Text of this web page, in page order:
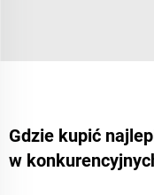
Gdzie kupić
w